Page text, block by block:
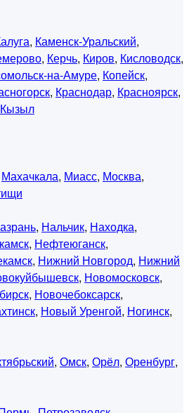
, Каменск-Уральский,
, Керчь, Киров, Кисловодск,
на-Амуре, Копейск,
, Краснодар, Красноярск,
Кызыл
Махачкала, Миасс, Москва,
, Нальчик, Находка,
, Нефтеюганск,
, Нижний Новгород, Нижний
, Новомосковск,
, Новочебоксарск,
, Новый Уренгой, Ногинск,
, Омск, Орёл, Оренбург,